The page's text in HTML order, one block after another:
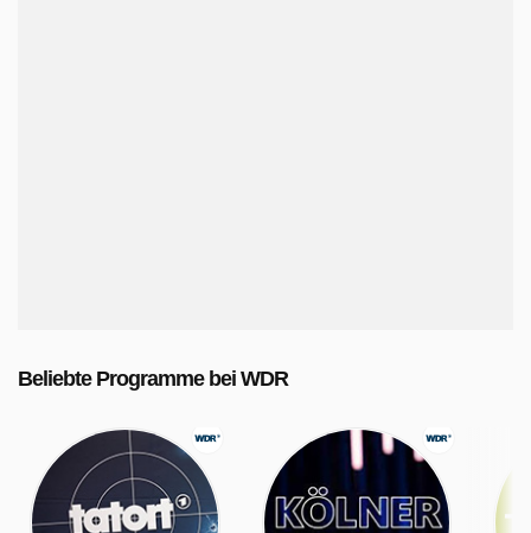
Beliebte Programme bei WDR